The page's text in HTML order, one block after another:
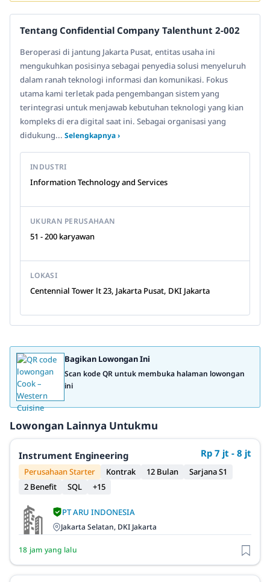
Tentang Confidential Company Talenthunt 2-002
Beroperasi di jantung Jakarta Pusat, entitas usaha ini
mengukuhkan posisinya sebagai penyedia solusi menyeluruh
dalam ranah teknologi informasi dan komunikasi. Fokus
utama kami terletak pada pengembangan sistem yang
terintegrasi untuk menjawab kebutuhan teknologi yang kian
kompleks di era digital saat ini. Sebagai organisasi yang
didukung... Selengkapnya ›
INDUSTRI
Information Technology and Services
UKURAN PERUSAHAAN
51 - 200 karyawan
LOKASI
Centennial Tower lt 23, Jakarta Pusat, DKI Jakarta
Bagikan Lowongan Ini
Scan kode QR untuk membuka halaman lowongan
ini
Lowongan Lainnya Untukmu
Instrument Engineering Rp 7 jt - 8 jt
Perusahaan Starter Kontrak 12 Bulan
Sarjana S1
2 Benefit
SQL +15
PT ARU INDONESIA
Jakarta Selatan, DKI Jakarta
18 jam yang lalu